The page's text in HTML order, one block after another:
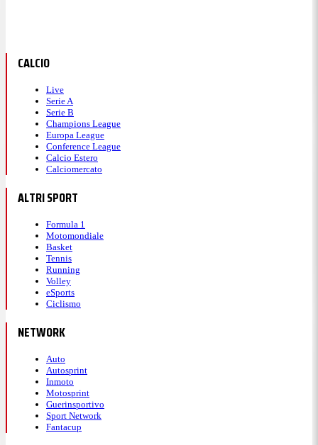
CALCIO
Live
Serie A
Serie B
Champions League
Europa League
Conference League
Calcio Estero
Calciomercato
ALTRI SPORT
Formula 1
Motomondiale
Basket
Tennis
Running
Volley
eSports
Ciclismo
NETWORK
Auto
Autosprint
Inmoto
Motosprint
Guerinsportivo
Sport Network
Fantacup